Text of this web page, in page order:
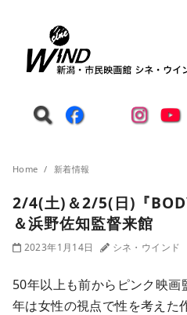
Home 新着情報
2/4(土)＆2/5(日)『
＆浜野佐知監督来館
2023年1月14日 シネ・ウインド
50年以上も前からピンク映
年は女性の視点で性を考えた